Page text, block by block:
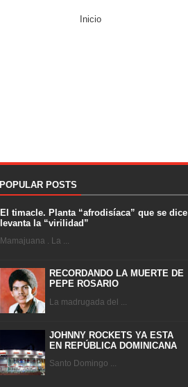
Inicio
POPULAR POSTS
El timacle. Planta “afrodisíaca” que se dice
levanta la “virilidad”
Mamajuana . La ...
RECORDANDO LA MUERTE DE
PEPE ROSARIO
La madrugada del ...
JOHNNY ROCKETS YA ESTA
EN REPÚBLICA DOMINICANA
Santo Domingo ...